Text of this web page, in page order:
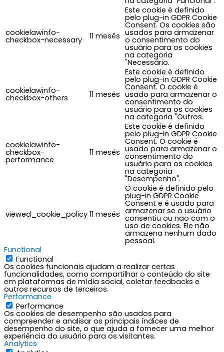
cookielawinfo-
checkbox-necessary 11 mesês
Este cookie é definido
pelo plug-in GDPR Cookie
Consent. Os cookies são
usados para armazenar
o consentimento do
usuário para os cookies
na categoria
"Necessário.
cookielawinfo-
checkbox-others 11 mesês
Este cookie é definido
pelo plug-in GDPR Cookie
Consent. O cookie é
usado para armazenar o
consentimento do
usuário para os cookies
na categoria "Outros.
cookielawinfo-
checkbox-
performance
11 mesês
Este cookie é definido
pelo plug-in GDPR Cookie
Consent. O cookie é
usado para armazenar o
consentimento do
usuário para os cookies
na categoria
"Desempenho".
viewed_cookie_policy 11 mesês
O cookie é definido pelo
plug-in GDPR Cookie
Consent e é usado para
armazenar se o usuário
consentiu ou não com o
uso de cookies. Ele não
armazena nenhum dado
pessoal.
Functional
Functional
Os cookies funcionais ajudam a realizar certas
funcionalidades, como compartilhar o conteúdo do site
em plataformas de mídia social, coletar feedbacks e
outros recursos de terceiros.
Performance
Performance
Os cookies de desempenho são usados para
compreender e analisar os principais índices de
desempenho do site, o que ajuda a fornecer uma melhor
experiência do usuário para os visitantes.
Analytics